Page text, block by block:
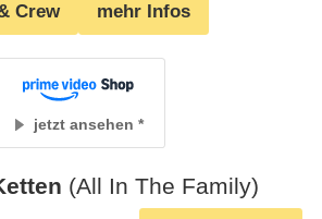
Crew mehr Infos
jetzt ansehen
(All In The Family)